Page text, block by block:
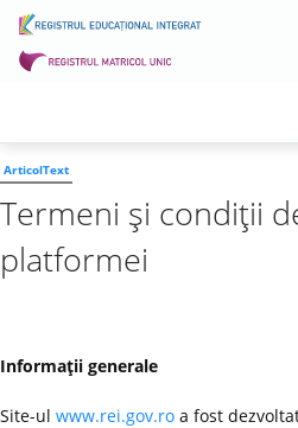
ArticolText
Termeni şi condiţii
platformei
Informaţii generale
Site-ul www.rei.gov.ro a fost